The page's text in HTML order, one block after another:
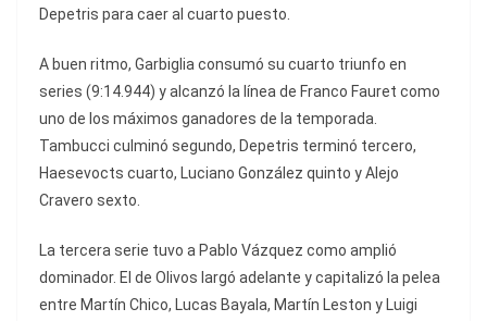
Depetris para caer al cuarto puesto.
A buen ritmo, Garbiglia consumó su cuarto triunfo en
series (9:14.944) y alcanzó la línea de Franco Fauret como
uno de los máximos ganadores de la temporada.
Tambucci culminó segundo, Depetris terminó tercero,
Haesevocts cuarto, Luciano González quinto y Alejo
Cravero sexto.
La tercera serie tuvo a Pablo Vázquez como amplió
dominador. El de Olivos largó adelante y capitalizó la pelea
entre Martín Chico, Lucas Bayala, Martín Leston y Luigi